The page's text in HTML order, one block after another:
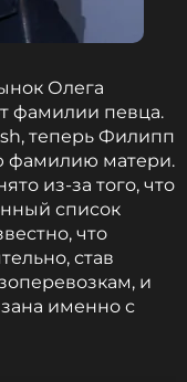
Олега
фамилии певца.
теперь Филипп
фамилию матери.
из-за того, что
список
что
став
и
именно с